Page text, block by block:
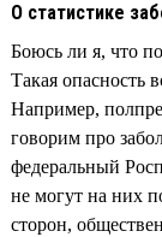
О статистике
Боюсь ли я, что
Такая опасность
Например,
говорим про
федеральный
не могут на них
сторон,